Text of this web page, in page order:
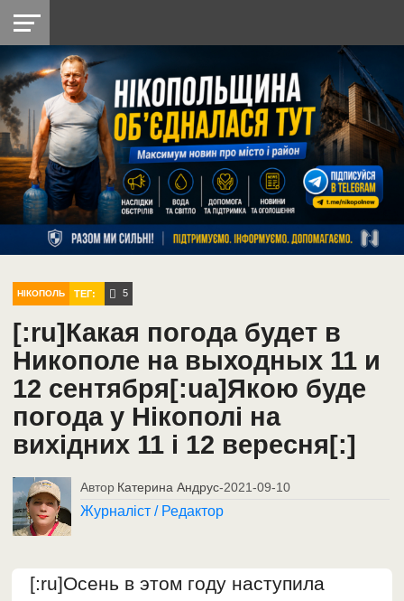
НІКОПОЛЬ
РАЙОН
СІЧЕСЛАВСЬКА
УКРАЇНА
РЕТРО
НІКОПОЛЬ
ЛАЙТ
УКРАЇНА
ДОПОМОГА
РАДІО
НІКОПОЛЬ ТЕГ: 5
[:ru]Какая погода будет в
Никополе на выходных 11 и
12 сентября[:ua]Якою буде
погода у Нікополі на
вихідних 11 і 12 вересня[:]
Автор Катерина Андрус-2021-09-10
Журналіст / Редактор
[:ru]Осень в этом году наступила